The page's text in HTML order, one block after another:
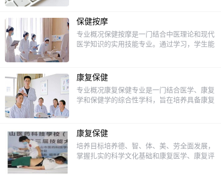
能理论课程模块基础医学课程：正常人体结
构、中医基础知识、中药学基础、经络腧穴
学，夯实医学理论基础。康复专业课程：康复
拿概要、推拿按摩基本手法训练、刮痧保健方
法与技术，强化实操能力。辅助课程：膳食营
养与康复保健、心理保健基础知识，提升综合
实操训练，模拟真实康复场景。校外实习：与
作，提供学生实习机会，积累一线工作经验。
三、教学特色与资源保障实训条件实训室设备
无论是老年人、运动员还是普通人，康复保健
都能为他们提供个性化的康复方案，帮助他们
重拾健康与活力。课程设置1.基础医学课程：
包括解剖学、生理学和病理学，帮助学生了解
摩疗法，掌握实际操作技能。3.心理学课程：
了解患者的心理需求，学习如何通过心理支持
帮助患者更好地康复。4.实践课程：通过实习
和健康领域感兴趣的学生。如果你喜欢帮助他
人，对身体健康和康复有浓厚的兴趣，那么这
个专业将是一个理想的选择。通过系统的学习
保健按摩
专业概况保健按摩是一门结合中医理论和现代
医学知识的实用技能专业。通过学习，学生能
的积累，更强调实践操作能力的培养，旨在为
社会输送具备专业技能的保健按摩师。课程设
置1.中医基础理论：学习中医的基本概念，如
阴阳五行、脏腑经络等。2.人体解剖学：了解
捏、按压等基本手法，以及针对不同部位的按
摩技巧。4.常见病症的按摩治疗：掌握针对颈
椎病、腰椎病、肩周炎等常见病症的按摩治疗
康复保健
专业概况康复保健专业是一门结合医学、康复
学和保健学的综合性学科，旨在培养具备康复
热门选择。学生通过学习，能够掌握基本的康
复技术、保健知识和健康管理技能，为未来的
职业发展打下坚实基础。课程设置1.基础医学
课程：包括解剖学、生理学、病理学等，帮助
康复保健
培养目标培养德、智、体、美、劳全面发展，
掌握扎实的科学文化基础和康复医学、康复评